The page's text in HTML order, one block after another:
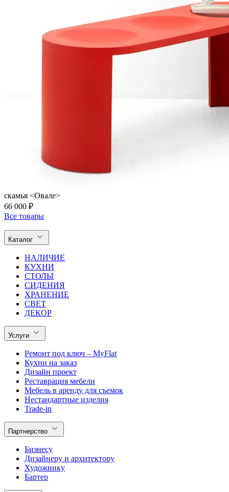
скамья <Овале>
66 000 ₽
Все товары
Каталог
НАЛИЧИЕ
КУХНИ
СТОЛЫ
СИДЕНИЯ
ХРАНЕНИЕ
СВЕТ
ДЕКОР
Услуги
Ремонт под ключ – MyFlat
Кухни на заказ
Дизайн проект
Реставрация мебели
Мебель в аренду для съемок
Нестандартные изделия
Trade-in
Партнерство
Бизнесу
Дизайнеру и архитектору
Художнику
Бартер